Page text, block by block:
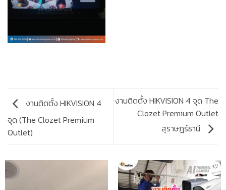
งานติดตั้ง HIKVISION 4
จุด (The Clozet Premium
Outlet)
งานติดตั้ง HIKVISION 4 จุด The
Clozet Premium Outlet
สุราษฎร์ธานี